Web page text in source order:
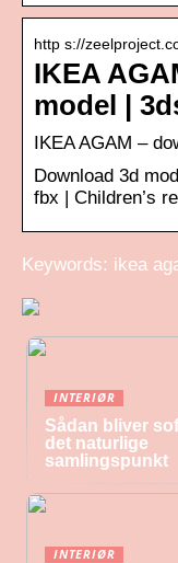
http s://
IKEA
model |
IKEA AGAM –
Download 3d
fbx | Children’s
Keywords: ikea
INTERIØR
Sådan bliver
det naturlige
samlingspunkt
INTERIØR